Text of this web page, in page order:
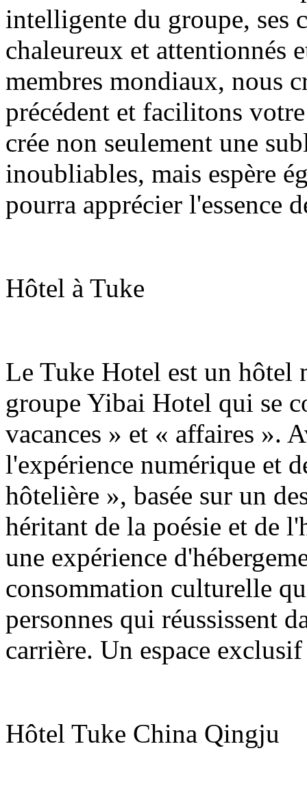
intelligente du groupe, ses
chaleureux et attentionnés
membres mondiaux, nous
précédent et facilitons
crée non seulement une
inoubliables, mais espère
pourra apprécier l'essence
Hôtel à Tuke
Le Tuke Hotel est un hôtel
groupe Yibai Hotel qui se
vacances » et « affaires ».
l'expérience numérique et
hôtelière », basée sur un
héritant de la poésie et de
une expérience
consommation culturelle
personnes qui réussissent
carrière. Un espace
Hôtel Tuke China Qingju